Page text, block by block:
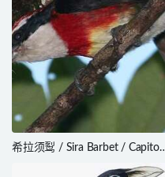
希拉须䴕 / Sira Barbet / Capito